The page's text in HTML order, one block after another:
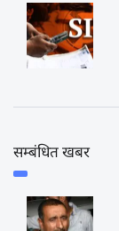
सम्बंधित खबर